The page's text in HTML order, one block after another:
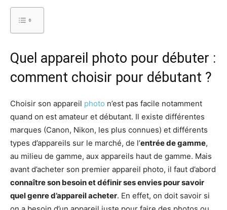
Quel appareil photo pour débuter :
comment choisir pour débutant ?
Choisir son appareil photo n’est pas facile notamment
quand on est amateur et débutant. Il existe différentes
marques (Canon, Nikon, les plus connues) et différents
types d’appareils sur le marché, de l’entrée de gamme,
au milieu de gamme, aux appareils haut de gamme. Mais
avant d’acheter son premier appareil photo, il faut d’abord
connaître son besoin et définir ses envies pour savoir
quel genre d’appareil acheter. En effet, on doit savoir si